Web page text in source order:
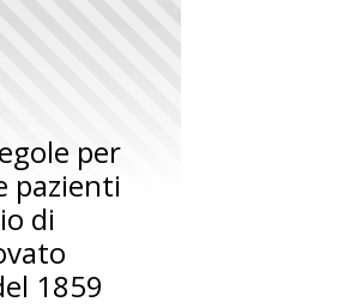
per
pazienti
di
1859